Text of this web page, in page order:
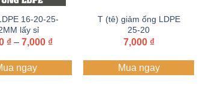
16-20-25-
lấy sỉ
₫ – 7,000 ₫Khoảng
từ
ngay
T (tê) giảm ống LDPE
25-20
7,000 ₫
Mua ngay